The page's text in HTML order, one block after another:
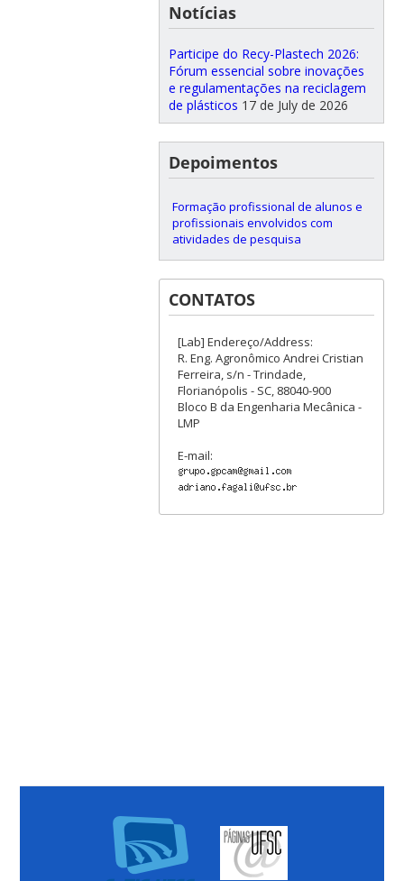
Notícias
Participe do Recy-Plastech 2026:
Fórum essencial sobre inovações
e regulamentações na reciclagem
de plásticos 17 de July de 2026
Depoimentos
Formação profissional de alunos e
profissionais envolvidos com
atividades de pesquisa
CONTATOS
[Lab] Endereço/Address:
R. Eng. Agronômico Andrei Cristian
Ferreira, s/n - Trindade,
Florianópolis - SC, 88040-900
Bloco B da Engenharia Mecânica -
LMP
E-mail: